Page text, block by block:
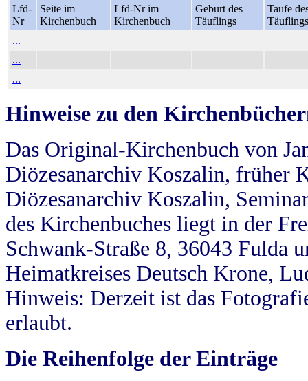
Lfd-
Nr
Seite im
Kirchenbuch
Lfd-Nr im
Kirchenbuch
Geburt des
Täuflings
Taufe
Täuflings
...
...
...
Hinweise zu den
Das Original-Kirchenbuch von
Diözesanarchiv Koszalin, früher
Diözesanarchiv Koszalin,
des Kirchenbuches liegt in der
Schwank-Straße 8, 36043 Fulda
Heimatkreises Deutsch Krone,
Hinweis: Derzeit ist das
erlaubt.
Die Reihenfolge der Einträge